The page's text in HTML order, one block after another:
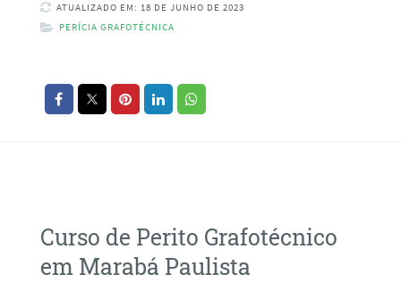
ATUALIZADO EM: 18 DE JUNHO DE 2023
PERÍCIA GRAFOTÉCNICA
Curso de Perito Grafotécnico
em Marabá Paulista